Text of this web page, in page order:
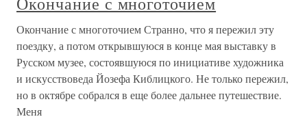
Окончание с многоточием Странно, что я пережил эту
поездку, а потом открывшуюся в конце мая выставку в
Русском музее, состоявшуюся по инициативе художника
и искусствоведа Йозефа Киблицкого. Не только пережил,
но в октябре собрался в еще более дальнее путешествие.
Меня